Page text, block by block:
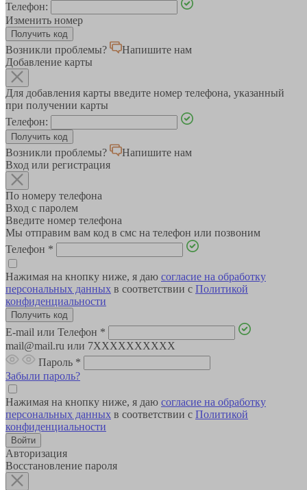
Телефон:
Изменить номер
Возникли проблемы?
Напишите нам
Добавление карты
Для добавления карты введите номер телефона, указанный
при получении карты
Телефон:
Возникли проблемы?
Напишите нам
Вход или регистрация
По номеру телефона
Вход с паролем
Введите номер телефона
Мы отправим вам код в смс на телефон или позвоним
Телефон *
Нажимая на кнопку ниже, я даю согласие на обработку
персональных данных в соответствии с Политикой
конфиденциальности
E-mail или Телефон *
mail@mail.ru или 7XXXXXXXXXX
Пароль *
Забыли пароль?
Нажимая на кнопку ниже, я даю согласие на обработку
персональных данных в соответствии с Политикой
конфиденциальности
Авторизация
Восстановление пароля